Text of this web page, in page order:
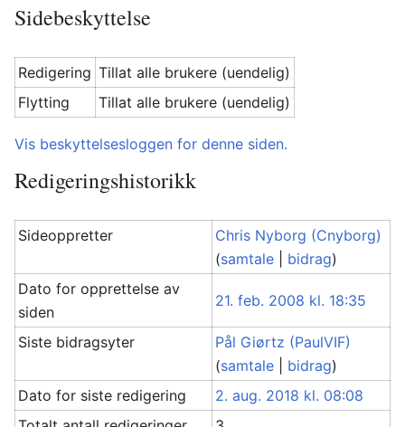
Sidebeskyttelse
Redigering Tillat alle brukere (uendelig)
Flytting
Tillat alle brukere (uendelig)
Vis beskyttelsesloggen for denne siden.
Redigeringshistorikk
Sideoppretter
Chris Nyborg (Cnyborg)
(samtale bidrag)
Dato for opprettelse av
siden
21. feb. 2008 kl. 18:35
Siste bidragsyter
Pål Giørtz (PaulVIF)
(samtale bidrag)
Dato for siste redigering
2. aug. 2018 kl. 08:08